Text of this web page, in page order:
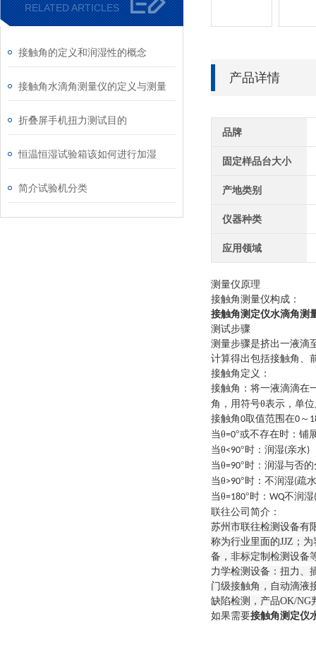
RELATED ARTICLES
接触角的定义和‌润湿性的概念
接触角水滴角测量仪的定义与测量
折叠屏手机扭力测试目的
恒温恒湿试验箱该如何进行加湿
简介试验机分类
产品详情
品牌
固定样品台大小
产地类别
仪器种类
应用领域
测量仪原理
接触角测量仪构成：
接触角测定仪水滴角测
测试步骤
测量步骤是挤出一液滴
计算得出包括接触角、
接触角定义：
接触角：将一液滴滴在
角，用符号θ表示，单
接触角0取值范围在0 ～
当θ=0°或不存在时：铺
当θ<90°时：润湿(亲水)
当θ=90°时：润湿与否
当θ>90°时：不润湿(疏水
当θ=180°时： WQ不润湿(
联往公司简介：
苏州市联往检测设备有
称为行业里面的JJZ；
备，非标定制检测设备
力学检测设备：扭力、
门级接触角，自动滴液
缺陷检测，产品OK/NG
如果需要接触角测定仪